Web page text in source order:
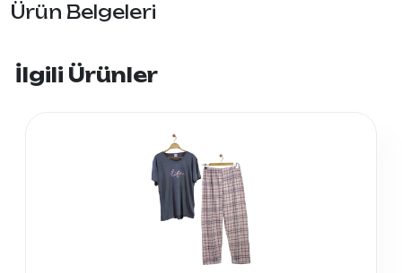
Ürün Belgeleri
İlgili Ürünler